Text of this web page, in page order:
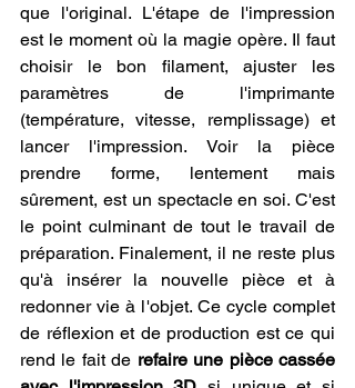
que l'original. L'étape de l'impression
est le moment où la magie opère. Il faut
choisir le bon filament, ajuster les
paramètres de l'imprimante
(température, vitesse, remplissage) et
lancer l'impression. Voir la pièce
prendre forme, lentement mais
sûrement, est un spectacle en soi. C'est
le point culminant de tout le travail de
préparation. Finalement, il ne reste plus
qu'à insérer la nouvelle pièce et à
redonner vie à l'objet. Ce cycle complet
de réflexion et de production est ce qui
rend le fait de refaire une pièce cassée